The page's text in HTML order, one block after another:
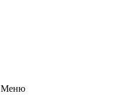
Меню